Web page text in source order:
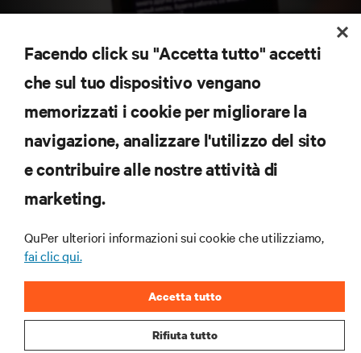
Iscriviti per scoprire le ultime tendenze
tecnologiche
Ricevi aggiornamenti regolari sugli argomenti più
importanti del settore, con le discussioni più recenti
e gli approfondimenti degli esperti sulla gestione di
Facendo click su "Accetta tutto" accetti
che sul tuo dispositivo vengano
memorizzati i cookie per migliorare la
navigazione, analizzare l'utilizzo del sito
e contribuire alle nostre attività di
marketing.
QuPer ulteriori informazioni sui cookie che utilizziamo,
fai clic qui.
Rifiuta tutto
Accetta tutto